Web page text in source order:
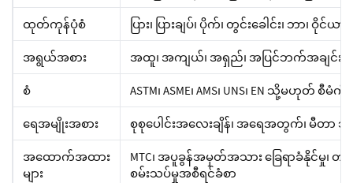
ထုတ်ကုန်ပုံစံ ပြား၊ ပြားချပ်၊ ပိုက်၊ တွင်းခေါင်း၊ ဘာ၊ ဝို
အရွယ်အစား အထူ၊ အကျယ်၊ အရှည်၊ အပြင်ဘက်အချင်း
စံ ASTM၊ ASME၊ AMS၊ UNS၊ EN သို့မဟု
ရေအမျိုးအစား စုစုပေါင်းအလေးချိန်၊ အရေအတွက်၊ မီ
အထောက်အထား
များ
MTC၊ အပူခွန်အမှတ်အသား ခြေရာခံနိုင်မှု
စမ်းသပ်မှုအစီရင်ခံစာ